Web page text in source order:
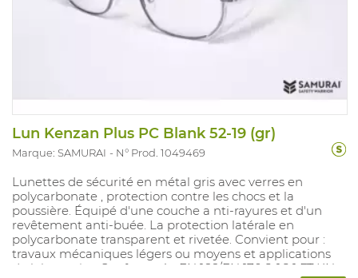
Lun Kenzan Plus PC Blank 52-19 (gr)
Marque: SAMURAI N° Prod. 1049469
Lunettes de sécurité en métal gris avec verres en
polycarbonate , protection contre les chocs et la
poussière. Équipé d'une couche a nti-rayures et d'un
revêtement anti-buée. La protection latérale en
polycarbonate transparent et rivetée. Convient pour :
travaux mécaniques légers ou moyens et applications
de laboratoire. Conforme à : EN 166/EN 170 2-1,2 1 FT KN.